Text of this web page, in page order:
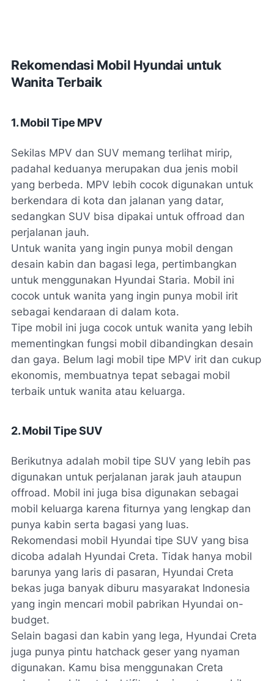
Rekomendasi Mobil Hyundai untuk
Wanita Terbaik
1. Mobil Tipe MPV
Sekilas MPV dan SUV memang terlihat mirip,
padahal keduanya merupakan dua jenis mobil
yang berbeda. MPV lebih cocok digunakan untuk
berkendara di kota dan jalanan yang datar,
sedangkan SUV bisa dipakai untuk offroad dan
perjalanan jauh.
Untuk wanita yang ingin punya mobil dengan
desain kabin dan bagasi lega, pertimbangkan
untuk menggunakan Hyundai Staria. Mobil ini
cocok untuk wanita yang ingin punya mobil irit
sebagai kendaraan di dalam kota.
Tipe mobil ini juga cocok untuk wanita yang lebih
mementingkan fungsi mobil dibandingkan desain
dan gaya. Belum lagi mobil tipe MPV irit dan cukup
ekonomis, membuatnya tepat sebagai mobil
terbaik untuk wanita atau keluarga.
2. Mobil Tipe SUV
Berikutnya adalah mobil tipe SUV yang lebih pas
digunakan untuk perjalanan jarak jauh ataupun
offroad. Mobil ini juga bisa digunakan sebagai
mobil keluarga karena fiturnya yang lengkap dan
punya kabin serta bagasi yang luas.
Rekomendasi mobil Hyundai tipe SUV yang bisa
dicoba adalah Hyundai Creta. Tidak hanya mobil
barunya yang laris di pasaran, Hyundai Creta
bekas juga banyak diburu masyarakat Indonesia
yang ingin mencari mobil pabrikan Hyundai on-
budget.
Selain bagasi dan kabin yang lega, Hyundai Creta
juga punya pintu hatchack geser yang nyaman
digunakan. Kamu bisa menggunakan Creta